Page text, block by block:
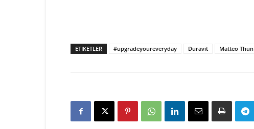
ETIKETLER #upgradeyoureveryday Duravit Matteo Thun